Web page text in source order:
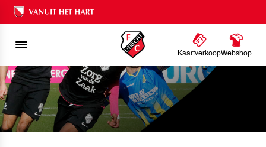
Ons nalatenschap
KaartverkoopWebshop